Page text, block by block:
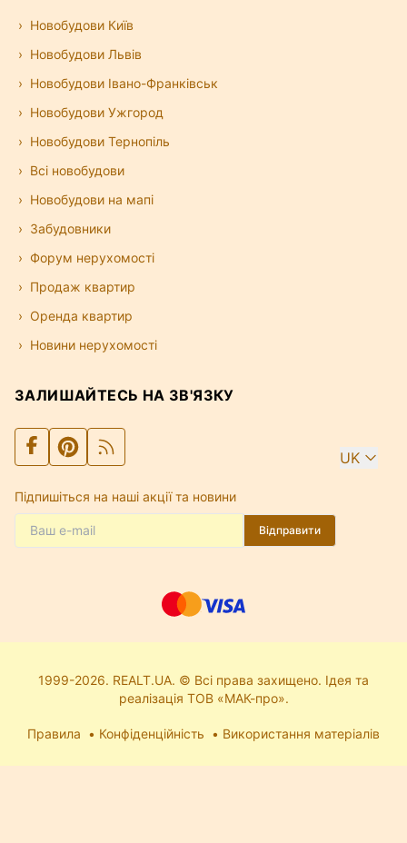
Новобудови Київ
Новобудови Львів
Новобудови Івано-Франківськ
Новобудови Ужгород
Новобудови Тернопіль
Всі новобудови
Новобудови на мапі
Забудовники
Форум нерухомості
Продаж квартир
Оренда квартир
Новини нерухомості
ЗАЛИШАЙТЕСЬ НА ЗВ'ЯЗКУ
UK
Підпишіться на наші акції та новини
Відправити
1999-2026. REALT.UA. © Всі права захищено. Ідея та
реалізація ТОВ «МАК-про».
Правила Конфіденційність Використання матеріалів